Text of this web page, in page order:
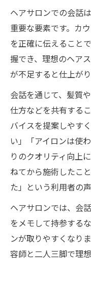
ヘアサロンでの会話
重要な要素です。カ
を正確に伝えること
握でき、理想のヘア
が不足すると仕上が
会話を通じて、髪質
仕方などを共有する
バイスを提案しやす
い」「アイロンは使
りのクオリティ向上
ねてから施術したこ
た」という利用者の
ヘアサロンでは、会
をメモして持参する
ンが取りやすくなり
容師と二人三脚で理